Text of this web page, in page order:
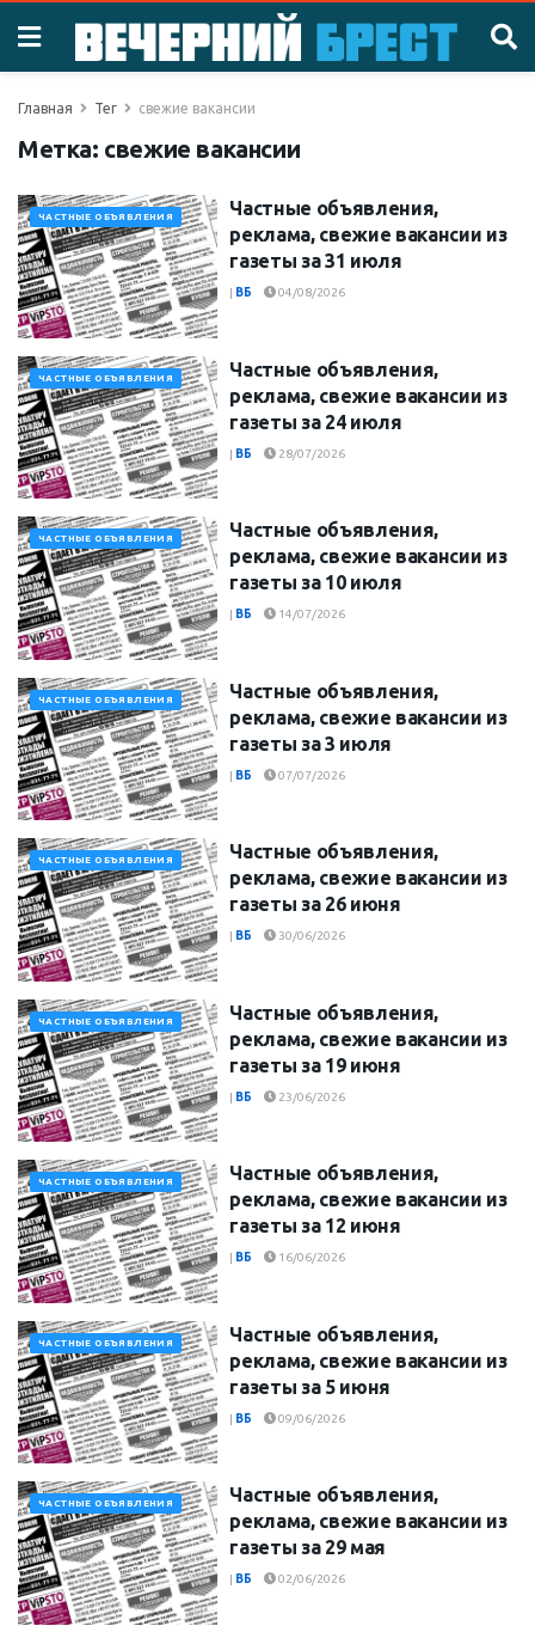
Главная Тег свежие вакансии
Метка: свежие вакансии
ЧАСТНЫЕ ОБЪЯВЛЕНИЯ
Частные объявления,
реклама, свежие вакансии из
газеты за 31 июля
| ВБ 04/08/2026
ЧАСТНЫЕ ОБЪЯВЛЕНИЯ
Частные объявления,
реклама, свежие вакансии из
газеты за 24 июля
| ВБ 28/07/2026
ЧАСТНЫЕ ОБЪЯВЛЕНИЯ
Частные объявления,
реклама, свежие вакансии из
газеты за 10 июля
| ВБ 14/07/2026
ЧАСТНЫЕ ОБЪЯВЛЕНИЯ
Частные объявления,
реклама, свежие вакансии из
газеты за 3 июля
| ВБ 07/07/2026
ЧАСТНЫЕ ОБЪЯВЛЕНИЯ
Частные объявления,
реклама, свежие вакансии из
газеты за 26 июня
| ВБ 30/06/2026
ЧАСТНЫЕ ОБЪЯВЛЕНИЯ
Частные объявления,
реклама, свежие вакансии из
газеты за 19 июня
| ВБ 23/06/2026
ЧАСТНЫЕ ОБЪЯВЛЕНИЯ
Частные объявления,
реклама, свежие вакансии из
газеты за 12 июня
| ВБ 16/06/2026
ЧАСТНЫЕ ОБЪЯВЛЕНИЯ
Частные объявления,
реклама, свежие вакансии из
газеты за 5 июня
| ВБ 09/06/2026
ЧАСТНЫЕ ОБЪЯВЛЕНИЯ
Частные объявления,
реклама, свежие вакансии из
газеты за 29 мая
| ВБ 02/06/2026